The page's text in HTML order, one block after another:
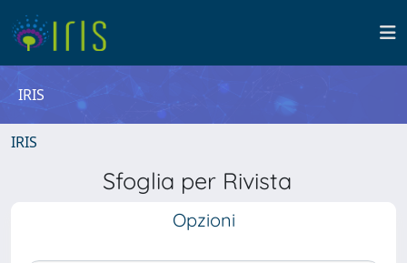
IRIS
IRIS
Sfoglia per Rivista
Opzioni